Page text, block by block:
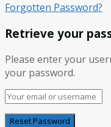
Forgotten Password?
Retrieve your
Please enter your
your password.